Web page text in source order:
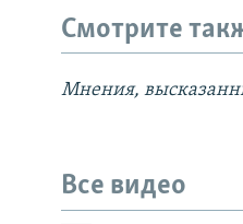
Смотрите
Мнения,
Все видео